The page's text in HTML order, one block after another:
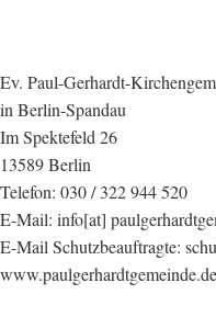
Ev. Paul-Gerhardt-
in Berlin-Spandau
Im Spektefeld 26
13589 Berlin
Telefon: 030 / 322 944 520
E-Mail: info[at]
E-Mail Schutzbeauftragte:
www.paulgerhardtgemeinde.de